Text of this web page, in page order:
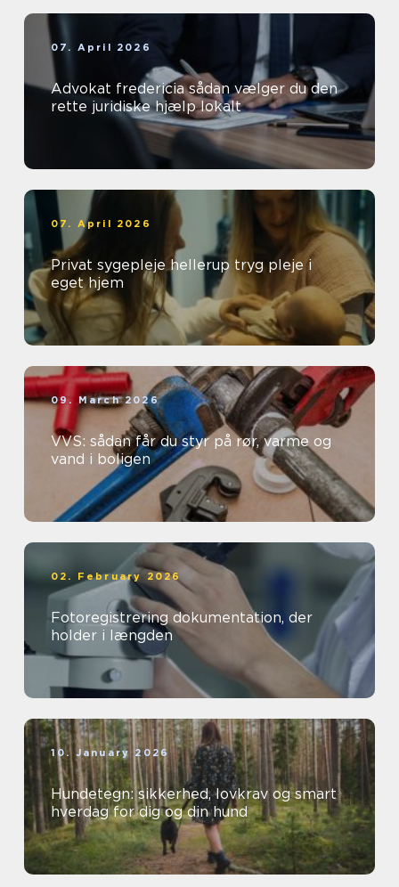
07. April 2026
Advokat fredericia sådan vælger du den
rette juridiske hjælp lokalt
07. April 2026
Privat sygepleje hellerup tryg pleje i
eget hjem
09. March 2026
VVS: sådan får du styr på rør, varme og
vand i boligen
02. February 2026
Fotoregistrering dokumentation, der
holder i længden
10. January 2026
Hundetegn: sikkerhed, lovkrav og smart
hverdag for dig og din hund